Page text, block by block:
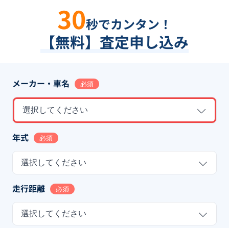
30秒でカンタン！
【無料】査定申し込み
メーカー・車名 必須
選択してください
年式 必須
選択してください
走行距離 必須
選択してください